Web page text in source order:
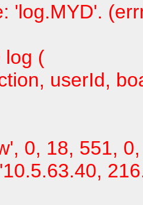
'log.MYD'.
log (
userId,
0, 18, 551,